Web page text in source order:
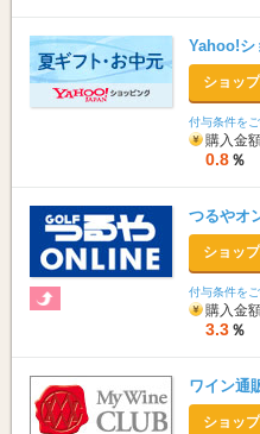
Yahoo!シ
ショッ
付与条件を
購入金
0.8 ％
つるやオ
ショッ
付与条件を
購入金
3.3 ％
ワイン通
ショッ